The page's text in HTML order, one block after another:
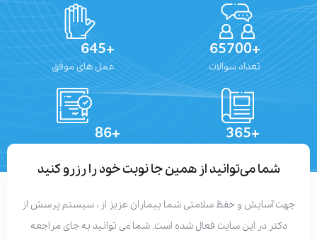
+65700
تعداد سوالات
+645
عمل های موفق
+365
+86
شما می‌توانید از همین جا نوبت خود را رزرو کنید
جهت آسایش و حفظ سلامتی شما بیماران عزیز از ، سیستم پرسش از
دکتر در این سایت فعال شده است. شما می توانید به جای مراجعه